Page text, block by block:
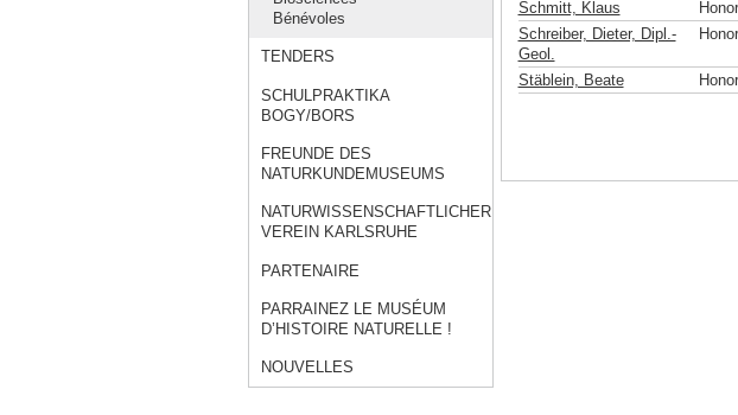
Bénévoles
TENDERS
SCHULPRAKTIKA
BOGY/BORS
FREUNDE DES
NATURKUNDEMUSEUMS
NATURWISSENSCHAFTLICHER
VEREIN KARLSRUHE
PARTENAIRE
PARRAINEZ LE MUSÉUM
D’HISTOIRE NATURELLE !
NOUVELLES
Schmitt, Klaus
Schreiber, Dieter, Dipl.-
Geol.
Stäblein, Beate